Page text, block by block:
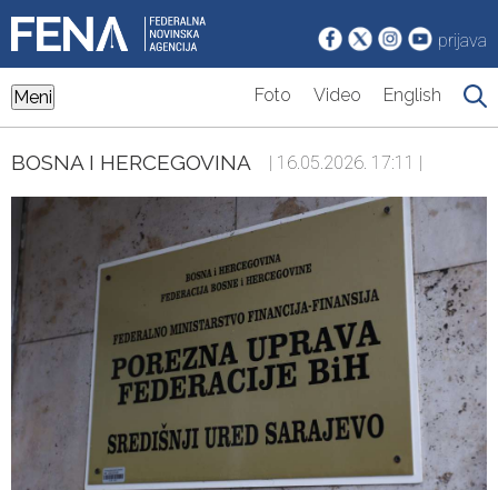
prijava
Meni Foto Video English
BOSNA I HERCEGOVINA | 16.05.2026. 17:11 |